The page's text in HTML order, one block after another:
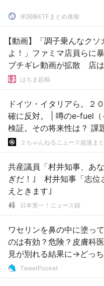
米国株ETFまとめ速報
【動画】「調子乗んなク
よ！」ファミマ店員らに
ブチギレ動画が拡散 店
はちま起稿
ドイツ・イタリアら。２
確に反対。 | 噂のe-fuel（イーフューエル／合成燃料）を
検証。その将来性は？ 課
２ちゃんねるニュース超速ま
共産議員「村井知事、あ
ぎだ！｣ 村井知事「志位
えときます｣
日本第一！ニュース録
ワセリンを鼻の中に塗っ
のは有効？危険？皮膚科
見が別れる結果に→どっち
TweetPocket